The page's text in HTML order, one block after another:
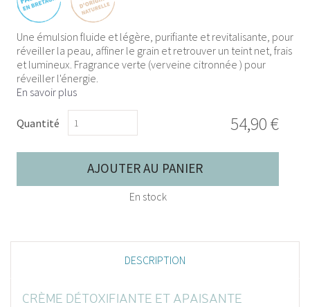
Quantité 54,90 €
AJOUTER AU PANIER
En stock
Une émulsion fluide et légère, purifiante et revitalisante, pour
réveiller la peau, affiner le grain et retrouver un teint net, frais
et lumineux. Fragrance verte (verveine citronnée ) pour
réveiller l'énergie.
En savoir plus
DESCRIPTION
CRÈME DÉTOXIFIANTE ET APAISANTE